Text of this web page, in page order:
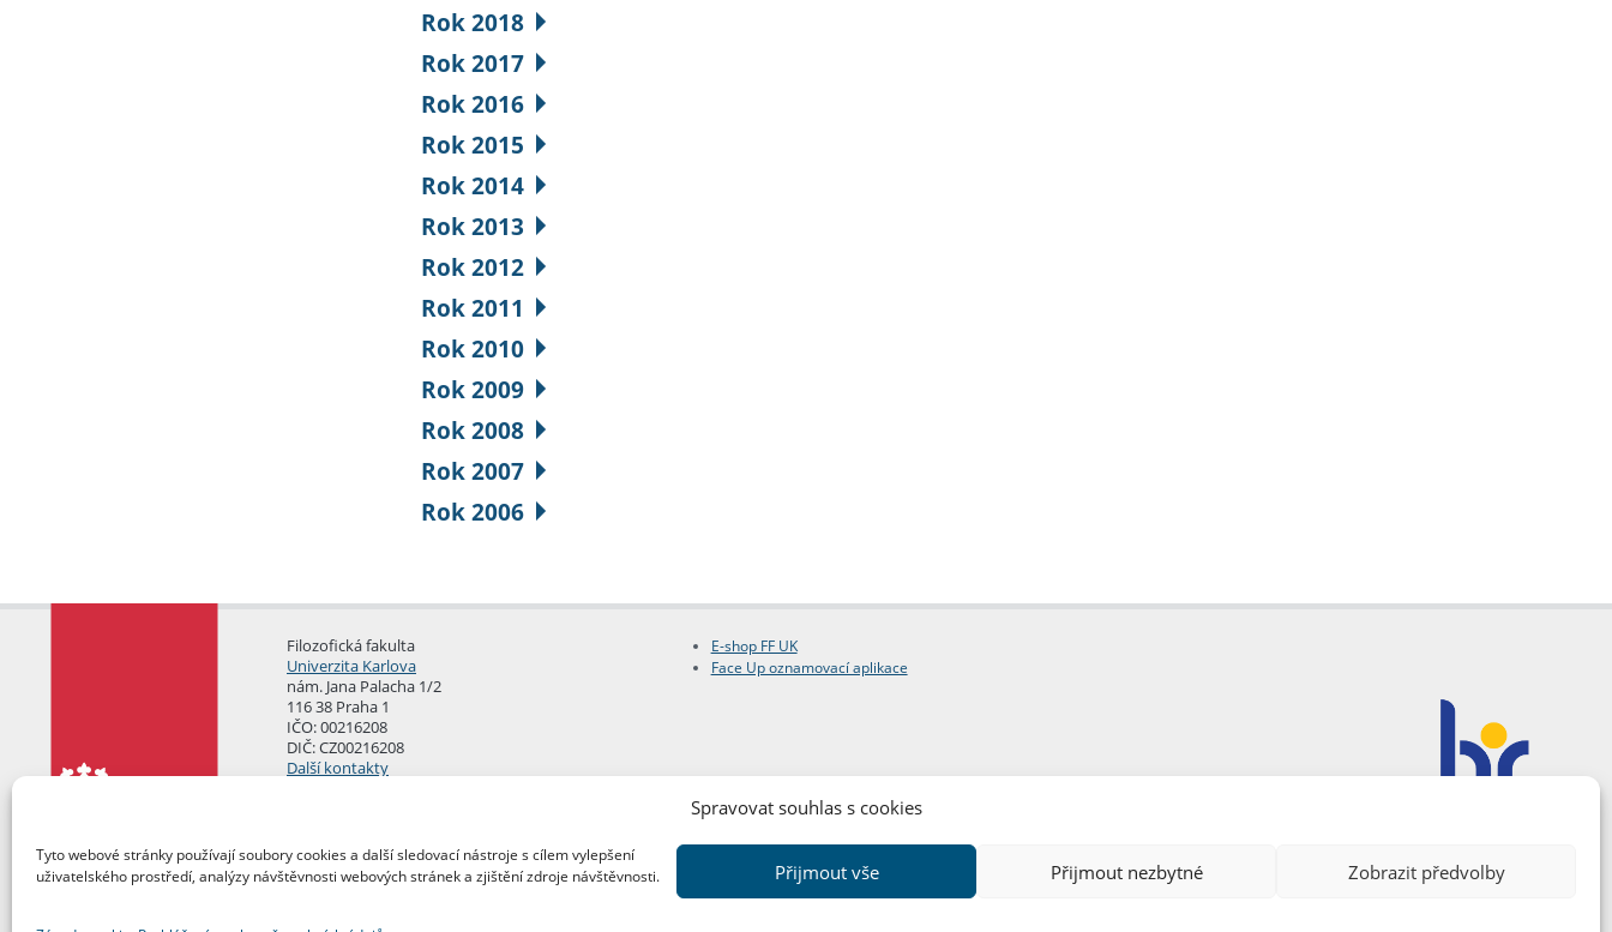
Spravovat souhlas s cookies
Tyto webové stránky používají soubory cookies a další sledovací nástroje s cílem vylepšení
uživatelského prostředí, analýzy návštěvnosti webových stránek a zjištění zdroje návštěvnosti.
Přijmout vše Přijmout nezbytné Zobrazit předvolby
Rok 2018
Rok 2017
Rok 2016
Rok 2015
Rok 2014
Rok 2013
Rok 2012
Rok 2011
Rok 2010
Rok 2009
Rok 2008
Rok 2007
Rok 2006
Filozofická fakulta
Univerzita Karlova
nám. Jana Palacha 1/2
116 38 Praha 1
IČO: 00216208
DIČ: CZ00216208
Další kontakty
E-shop FF UK
Face Up oznamovací aplikace